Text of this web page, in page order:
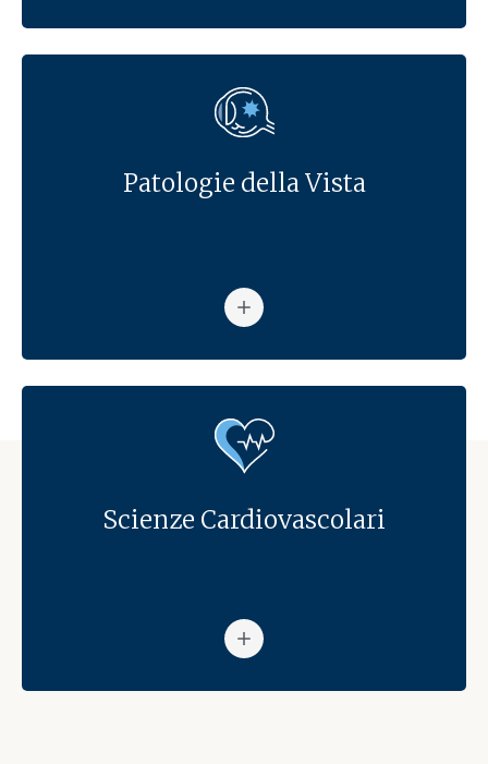
Patologie della Vista
Vai alla pagina: Patologie
Scienze Cardiovascolari
Vai alla pagina: Scienze